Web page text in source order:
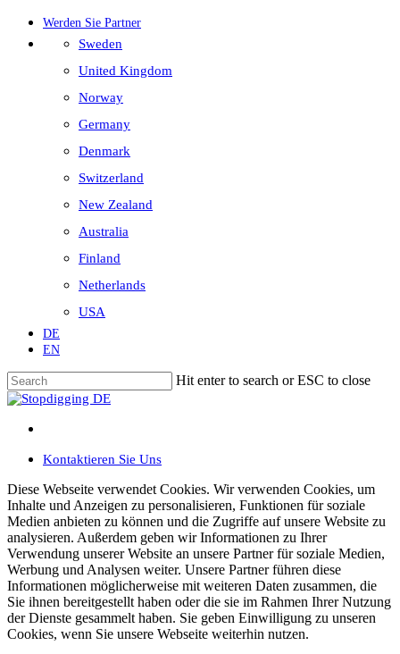
Skip
Werden Sie Partner
Sweden
United Kingdom
Norway
Germany
Denmark
Switzerland
New Zealand
Australia
Finland
Netherlands
USA
DE
EN
Hit enter to search or ESC to close
Close
Kontaktieren Sie Uns
Diese Webseite verwendet Cookies. Wir verwenden Cookies, um
Inhalte und Anzeigen zu personalisieren, Funktionen für soziale
Medien anbieten zu können und die Zugriffe auf unsere Website zu
analysieren. Außerdem geben wir Informationen zu Ihrer
Verwendung unserer Website an unsere Partner für soziale Medien,
Werbung und Analysen weiter. Unsere Partner führen diese
Informationen möglicherweise mit weiteren Daten zusammen, die
Sie ihnen bereitgestellt haben oder die sie im Rahmen Ihrer Nutzung
der Dienste gesammelt haben. Sie geben Einwilligung zu unseren
Cookies, wenn Sie unsere Webseite weiterhin nutzen.